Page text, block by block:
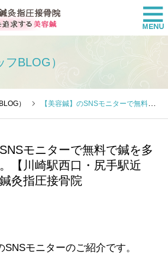
BLOG）
） 【美容鍼】のSNSモニターで無料で鍼を多めに打てます。【川崎駅西口・尻手駅近く】イスクラ鍼灸指圧接骨院
モニターで無料で鍼を多
【川崎駅西口・尻手駅近
灸指圧接骨院
モニターのご紹介です。